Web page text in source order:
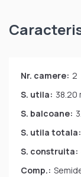
Nr. camere: 2
S. utila: 38.20
S. balcoane:
S. utila totala:
S. construita:
Comp.: